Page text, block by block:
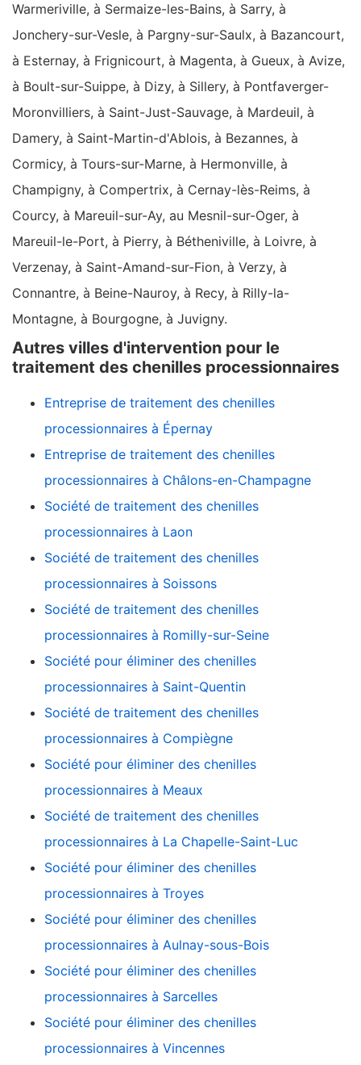
Warmeriville, à Sermaize-les-Bains, à Sarry, à
Jonchery-sur-Vesle, à Pargny-sur-Saulx, à Bazancourt,
à Esternay, à Frignicourt, à Magenta, à Gueux, à Avize,
à Boult-sur-Suippe, à Dizy, à Sillery, à Pontfaverger-
Moronvilliers, à Saint-Just-Sauvage, à Mardeuil, à
Damery, à Saint-Martin-d'Ablois, à Bezannes, à
Cormicy, à Tours-sur-Marne, à Hermonville, à
Champigny, à Compertrix, à Cernay-lès-Reims, à
Courcy, à Mareuil-sur-Ay, au Mesnil-sur-Oger, à
Mareuil-le-Port, à Pierry, à Bétheniville, à Loivre, à
Verzenay, à Saint-Amand-sur-Fion, à Verzy, à
Connantre, à Beine-Nauroy, à Recy, à Rilly-la-
Montagne, à Bourgogne, à Juvigny.
Autres villes d'intervention pour le
traitement des chenilles processionnaires
Entreprise de traitement des chenilles
processionnaires à Épernay
Entreprise de traitement des chenilles
processionnaires à Châlons-en-Champagne
Société de traitement des chenilles
processionnaires à Laon
Société de traitement des chenilles
processionnaires à Soissons
Société de traitement des chenilles
processionnaires à Romilly-sur-Seine
Société pour éliminer des chenilles
processionnaires à Saint-Quentin
Société de traitement des chenilles
processionnaires à Compiègne
Société pour éliminer des chenilles
processionnaires à Meaux
Société de traitement des chenilles
processionnaires à La Chapelle-Saint-Luc
Société pour éliminer des chenilles
processionnaires à Troyes
Société pour éliminer des chenilles
processionnaires à Aulnay-sous-Bois
Société pour éliminer des chenilles
processionnaires à Sarcelles
Société pour éliminer des chenilles
processionnaires à Vincennes